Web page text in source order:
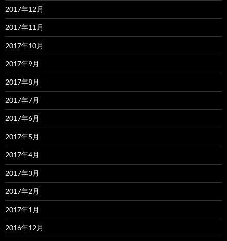
2017年12月
2017年11月
2017年10月
2017年9月
2017年8月
2017年7月
2017年6月
2017年5月
2017年4月
2017年3月
2017年2月
2017年1月
2016年12月